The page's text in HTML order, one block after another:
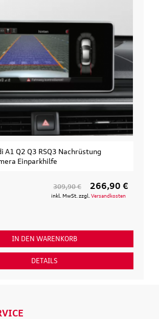
A1 Q2 Q3 RSQ3 Nachrüstung
Einparkhilfe
309,90 € 266,90 €
inkl. MwSt. zzgl. Versandkosten
IN DEN WARENKORB
DETAILS